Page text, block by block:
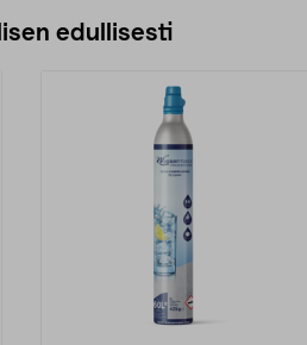
edullisesti